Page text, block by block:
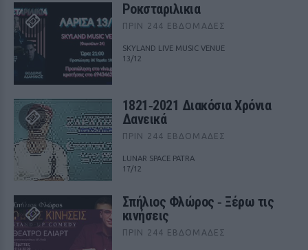
Ροκσταριλικια
ΠΡΙΝ 244 ΕΒΔΟΜΆΔΕΣ
SKYLAND LIVE MUSIC VENUE
13/12
1821‑2021 Διακόσια Χρόνια
Δανεικά
ΠΡΙΝ 244 ΕΒΔΟΜΆΔΕΣ
LUNAR SPACE PATRA
17/12
Σπήλιος Φλώρος ‑ Ξέρω τις
κινήσεις
ΠΡΙΝ 244 ΕΒΔΟΜΆΔΕΣ